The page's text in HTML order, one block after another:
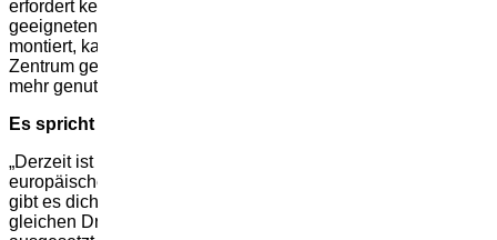
erfordert keine Grube oder andere Arbeiten, nur einen
geeigneten Boden. In nur wenigen Stunden geliefert und
montiert, kann der Hubtisch genauso schnell in ein anderes
Zentrum gebracht werden, wenn der aktuelle Standort nicht
mehr genutzt wird.
Es spricht sich herum…
„Derzeit ist das Last-Mile-Zentrum ein hauptsächlich
europäisches Phänomen. Aber auch in Asien und den USA
gibt es dicht besiedelte Ballungsräume, die alle dem
gleichen Druck – Verbraucher, Kosten und Umwelt –